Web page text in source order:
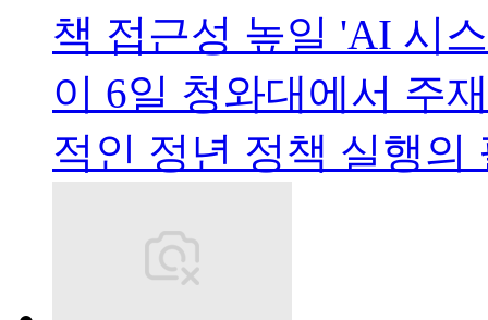
책 접근성 높일 'AI 시
이 6일 청와대에서 주
적인 정년 정책 실행의